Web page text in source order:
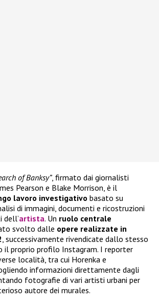
of Banksy”, firmato dai giornalisti
Pearson e Blake Morrison, è il
lavoro investigativo basato su
di immagini, documenti e ricostruzioni
dell’artista. Un ruolo centrale
svolto dalle opere realizzate in
, successivamente rivendicate dallo stesso
il proprio profilo Instagram. I reporter
località, tra cui Horenka e
informazioni direttamente dagli
fotografie di vari artisti urbani per
autore dei murales.